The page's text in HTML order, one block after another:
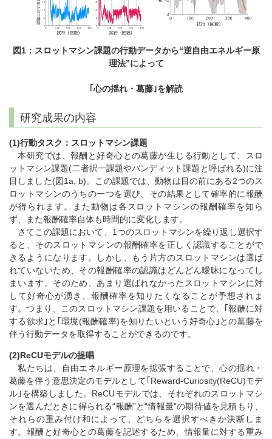
図1：スロットマシン課題の行動データから“逆自由エネルギー原
理法”によって
｢心の揺れ・葛藤｣を解読
研究成果の内容
(1)行動タスク：スロットマシン課題
本研究では、報酬と好奇心との葛藤が生じる行動として、スロ
ットマシン課題(二者択一課題やバンディット課題と呼ばれる)に注
目しました(図1a, b)。この課題では、動物は目の前にある2つのス
ロットマシンのうちの一つを選び、その結果として確率的に報酬
が得られます。また動物は各スロットマシンの報酬確率を知ら
ず、また報酬確率自体も時間的に変化します。
さてこの課題において、1つのスロットマシンを繰り返し選択す
ると、そのスロットマシンの報酬確率を正しく認識することがで
きるようになります。しかし、もう片方のスロットマシンは選ば
れていないため、その報酬確率の認識はどんどん曖昧になってし
まいます。そのため、あまり選ばれなかったスロットマシンに対
して好奇心が湧き、報酬確率を知りたくなることが予想されま
す。つまり、このスロットマシン課題を用いることで、｢報酬に対
する欲求｣と｢環境(報酬確率)を知りたいという好奇心｣との葛藤を
伴う行動データを取得することができるのです。
(2)ReCUモデルの提唱
私たちは、自由エネルギー原理を拡張することで、心の揺れ・
葛藤を伴う意思決定のモデルとして｢Reward-Curiosity(ReCU)モデ
ル｣を構築しました。ReCUモデルでは、それぞれのスロットマシ
ンを選んだときに得られる“報酬”と“情報量”の期待値を見積もり、
それらの重み付け和によって、どちらを選択すべきか決断しま
す。報酬と好奇心との葛藤を記述するため、情報量に対する重み